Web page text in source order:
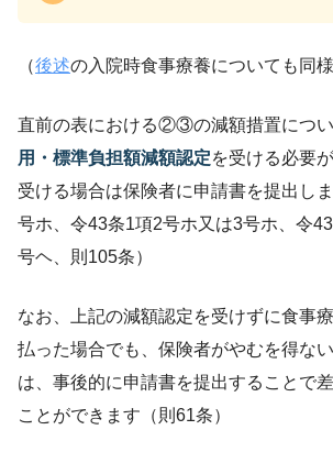
（後述の入院時食事療養についても同様
直前の表における②③の減額措置につい
用・標準負担額減額認定を受ける必要
受ける場合は保険者に申請書を提出し
号ホ、令43条1項2号ホ又は3号ホ、令
号ヘ、則105条）
なお、上記の減額認定を受けずに食事
払った場合でも、保険者がやむを得な
は、事後的に申請書を提出することで
ことができます（則61条）